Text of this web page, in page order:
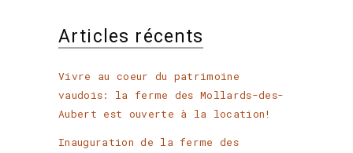
Articles récents
Vivre au coeur du patrimoine
vaudois: la ferme des Mollards-des-
Aubert est ouverte à la location!
Inauguration de la ferme des